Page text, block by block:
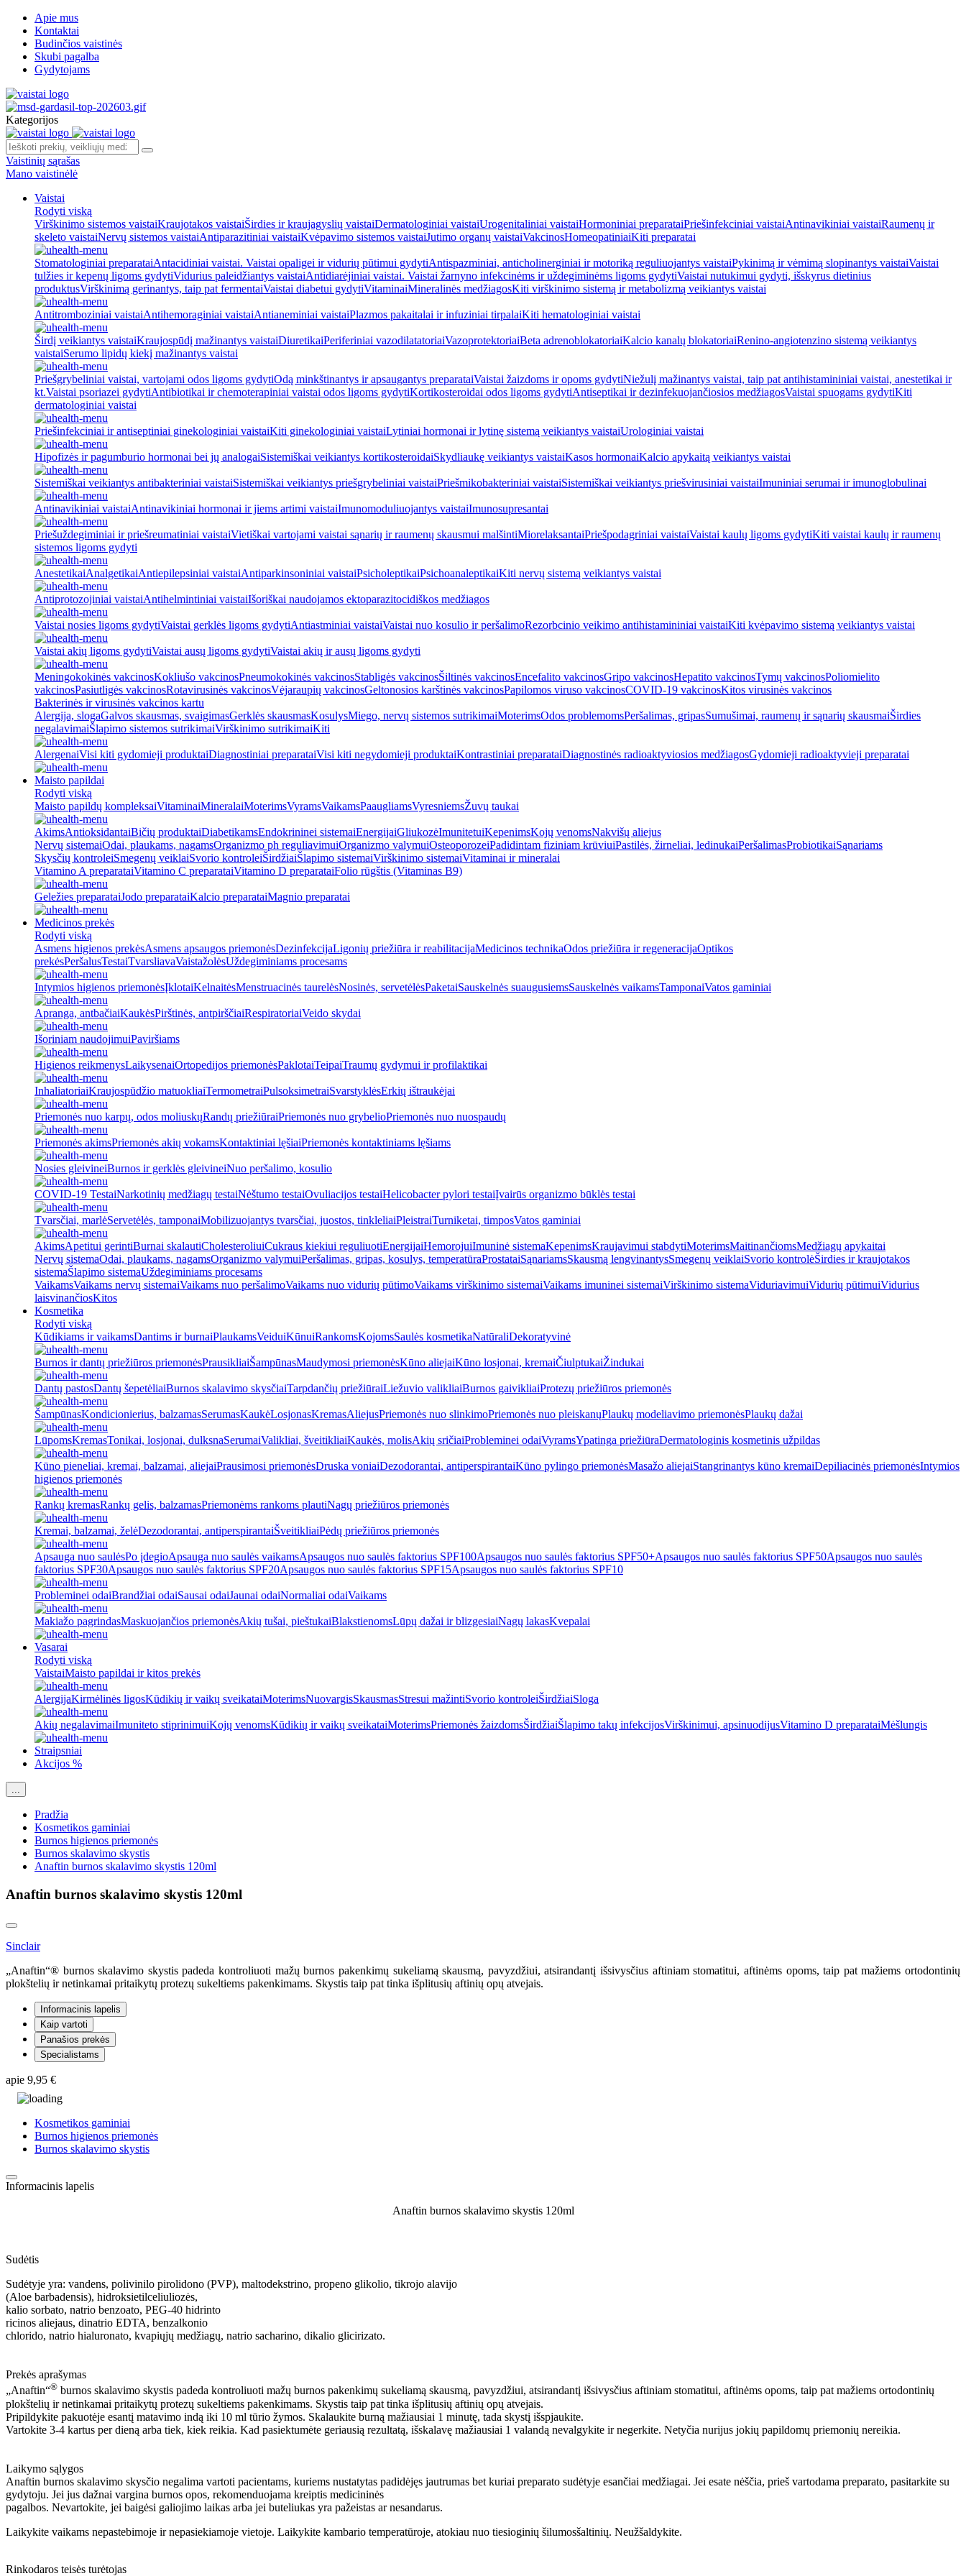
Apie mus
Kontaktai
Budinčios vaistinės
Skubi pagalba
Gydytojams
Kategorijos
Vaistinių sąrašas
Mano vaistinėlė
Vaistai
Rodyti viską
Virškinimo sistemos vaistaiKraujotakos vaistaiŠirdies ir kraujagyslių vaistaiDermatologiniai vaistaiUrogenitaliniai vaistaiHormoniniai preparataiPriešinfekciniai vaistaiAntinavikiniai vaistaiRaumenų ir
skeleto vaistaiNervų sistemos vaistaiAntiparazitiniai vaistaiKvėpavimo sistemos vaistaiJutimo organų vaistaiVakcinosHomeopatiniaiKiti preparatai
Stomatologiniai preparataiAntacidiniai vaistai. Vaistai opaligei ir vidurių pūtimui gydytiAntispazminiai, anticholinerginiai ir motoriką reguliuojantys vaistaiPykinimą ir vėmimą slopinantys vaistaiVaistai
tulžies ir kepenų ligoms gydytiVidurius paleidžiantys vaistaiAntidiarėjiniai vaistai. Vaistai žarnyno infekcinėms ir uždegiminėms ligoms gydytiVaistai nutukimui gydyti, išskyrus dietinius
produktusVirškinimą gerinantys, taip pat fermentaiVaistai diabetui gydytiVitaminaiMineralinės medžiagosKiti virškinimo sistemą ir metabolizmą veikiantys vaistai
Antitromboziniai vaistaiAntihemoraginiai vaistaiAntianeminiai vaistaiPlazmos pakaitalai ir infuziniai tirpalaiKiti hematologiniai vaistai
Širdį veikiantys vaistaiKraujospūdį mažinantys vaistaiDiuretikaiPeriferiniai vazodilatatoriaiVazoprotektoriaiBeta adrenoblokatoriaiKalcio kanalų blokatoriaiRenino-angiotenzino sistemą veikiantys
vaistaiSerumo lipidų kiekį mažinantys vaistai
Priešgrybeliniai vaistai, vartojami odos ligoms gydytiOdą minkštinantys ir apsaugantys preparataiVaistai žaizdoms ir opoms gydytiNiežulį mažinantys vaistai, taip pat antihistamininiai vaistai, anestetikai ir
kt.Vaistai psoriazei gydytiAntibiotikai ir chemoterapiniai vaistai odos ligoms gydytiKortikosteroidai odos ligoms gydytiAntiseptikai ir dezinfekuojančiosios medžiagosVaistai spuogams gydytiKiti
dermatologiniai vaistai
Priešinfekciniai ir antiseptiniai ginekologiniai vaistaiKiti ginekologiniai vaistaiLytiniai hormonai ir lytinę sistemą veikiantys vaistaiUrologiniai vaistai
Hipofizės ir pagumburio hormonai bei jų analogaiSistemiškai veikiantys kortikosteroidaiSkydliaukę veikiantys vaistaiKasos hormonaiKalcio apykaitą veikiantys vaistai
Sistemiškai veikiantys antibakteriniai vaistaiSistemiškai veikiantys priešgrybeliniai vaistaiPriešmikobakteriniai vaistaiSistemiškai veikiantys priešvirusiniai vaistaiImuniniai serumai ir imunoglobulinai
Antinavikiniai vaistaiAntinavikiniai hormonai ir jiems artimi vaistaiImunomoduliuojantys vaistaiImunosupresantai
Priešuždegiminiai ir priešreumatiniai vaistaiVietiškai vartojami vaistai sąnarių ir raumenų skausmui malšintiMiorelaksantaiPriešpodagriniai vaistaiVaistai kaulų ligoms gydytiKiti vaistai kaulų ir raumenų
sistemos ligoms gydyti
AnestetikaiAnalgetikaiAntiepilepsiniai vaistaiAntiparkinsoniniai vaistaiPsicholeptikaiPsichoanaleptikaiKiti nervų sistemą veikiantys vaistai
Antiprotozojiniai vaistaiAntihelmintiniai vaistaiIšoriškai naudojamos ektoparazitocidiškos medžiagos
Vaistai nosies ligoms gydytiVaistai gerklės ligoms gydytiAntiastminiai vaistaiVaistai nuo kosulio ir peršalimoRezorbcinio veikimo antihistamininiai vaistaiKiti kvėpavimo sistemą veikiantys vaistai
Vaistai akių ligoms gydytiVaistai ausų ligoms gydytiVaistai akių ir ausų ligoms gydyti
Meningokokinės vakcinosKokliušo vakcinosPneumokokinės vakcinosStabligės vakcinosŠiltinės vakcinosEncefalito vakcinosGripo vakcinosHepatito vakcinosTymų vakcinosPoliomielito
vakcinosPasiutligės vakcinosRotavirusinės vakcinosVėjaraupių vakcinosGeltonosios karštinės vakcinosPapilomos viruso vakcinosCOVID-19 vakcinosKitos virusinės vakcinos
Bakterinės ir virusinės vakcinos kartu
Alergija, slogaGalvos skausmas, svaigimasGerklės skausmasKosulysMiego, nervų sistemos sutrikimaiMoterimsOdos problemomsPeršalimas, gripasSumušimai, raumenų ir sąnarių skausmaiŠirdies
negalavimaiŠlapimo sistemos sutrikimaiVirškinimo sutrikimaiKiti
AlergenaiVisi kiti gydomieji produktaiDiagnostiniai preparataiVisi kiti negydomieji produktaiKontrastiniai preparataiDiagnostinės radioaktyviosios medžiagosGydomieji radioaktyvieji preparatai
Maisto papildai
Rodyti viską
Maisto papildų kompleksaiVitaminaiMineralaiMoterimsVyramsVaikamsPaaugliamsVyresniemsŽuvų taukai
AkimsAntioksidantaiBičių produktaiDiabetikamsEndokrininei sistemaiEnergijaiGliukozėImunitetuiKepenimsKojų venomsNakvišų aliejus
Nervų sistemaiOdai, plaukams, nagamsOrganizmo ph reguliavimuiOrganizmo valymuiOsteoporozeiPadidintam fiziniam krūviuiPastilės, žirneliai, ledinukaiPeršalimasProbiotikaiSąnariams
Skysčių kontroleiSmegenų veiklaiSvorio kontroleiŠirdžiaiŠlapimo sistemaiVirškinimo sistemaiVitaminai ir mineralai
Vitamino A preparataiVitamino C preparataiVitamino D preparataiFolio rūgštis (Vitaminas B9)
Geležies preparataiJodo preparataiKalcio preparataiMagnio preparatai
Medicinos prekės
Rodyti viską
Asmens higienos prekėsAsmens apsaugos priemonėsDezinfekcijaLigonių priežiūra ir reabilitacijaMedicinos technikaOdos priežiūra ir regeneracijaOptikos
prekėsPeršalusTestaiTvarsliavaVaistažolėsUždegiminiams procesams
Intymios higienos priemonėsĮklotaiKelnaitėsMenstruacinės taurelėsNosinės, servetėlėsPaketaiSauskelnės suaugusiemsSauskelnės vaikamsTamponaiVatos gaminiai
Apranga, antbačiaiKaukėsPirštinės, antpirščiaiRespiratoriaiVeido skydai
Išoriniam naudojimuiPaviršiams
Higienos reikmenysLaikysenaiOrtopedijos priemonėsPaklotaiTeipaiTraumų gydymui ir profilaktikai
InhaliatoriaiKraujospūdžio matuokliaiTermometraiPulsoksimetraiSvarstyklėsErkių ištraukėjai
Priemonės nuo karpų, odos moliuskųRandų priežiūraiPriemonės nuo grybelioPriemonės nuo nuospaudų
Priemonės akimsPriemonės akių vokamsKontaktiniai lęšiaiPriemonės kontaktiniams lęšiams
Nosies gleivineiBurnos ir gerklės gleivineiNuo peršalimo, kosulio
COVID-19 TestaiNarkotinių medžiagų testaiNėštumo testaiOvuliacijos testaiHelicobacter pylori testaiĮvairūs organizmo būklės testai
Tvarsčiai, marlėServetėlės, tamponaiMobilizuojantys tvarsčiai, juostos, tinkleliaiPleistraiTurniketai, timposVatos gaminiai
AkimsApetitui gerintiBurnai skalautiCholesteroliuiCukraus kiekiui reguliuotiEnergijaiHemorojuiImuninė sistemaKepenimsKraujavimui stabdytiMoterimsMaitinančiomsMedžiagų apykaitai
Nervų sistemaOdai, plaukams, nagamsOrganizmo valymuiPeršalimas, gripas, kosulys, temperatūraProstataiSąnariamsSkausmą lengvinantysSmegenų veiklaiSvorio kontrolėŠirdies ir kraujotakos
sistemaŠlapimo sistemaUždegiminiams procesams
VaikamsVaikams nervų sistemaiVaikams nuo peršalimoVaikams nuo vidurių pūtimoVaikams virškinimo sistemaiVaikams imuninei sistemaiVirškinimo sistemaViduriavimuiVidurių pūtimuiVidurius
laisvinančiosKitos
Kosmetika
Rodyti viską
Kūdikiams ir vaikamsDantims ir burnaiPlaukamsVeiduiKūnuiRankomsKojomsSaulės kosmetikaNatūraliDekoratyvinė
Burnos ir dantų priežiūros priemonėsPrausikliaiŠampūnasMaudymosi priemonėsKūno aliejaiKūno losjonai, kremaiČiulptukaiŽindukai
Dantų pastosDantų šepetėliaiBurnos skalavimo skysčiaiTarpdančių priežiūraiLiežuvio valikliaiBurnos gaivikliaiProtezų priežiūros priemonės
ŠampūnasKondicionierius, balzamasSerumasKaukėLosjonasKremasAliejusPriemonės nuo slinkimoPriemonės nuo pleiskanųPlaukų modeliavimo priemonėsPlaukų dažai
LūpomsKremasTonikai, losjonai, dulksnaSerumaiValikliai, šveitikliaiKaukės, molisAkių sričiaiProbleminei odaiVyramsYpatinga priežiūraDermatologinis kosmetinis užpildas
Kūno pieneliai, kremai, balzamai, aliejaiPrausimosi priemonėsDruska voniaiDezodorantai, antiperspirantaiKūno pylingo priemonėsMasažo aliejaiStangrinantys kūno kremaiDepiliacinės priemonėsIntymios
higienos priemonės
Rankų kremasRankų gelis, balzamasPriemonėms rankoms plautiNagų priežiūros priemonės
Kremai, balzamai, želėDezodorantai, antiperspirantaiŠveitikliaiPėdų priežiūros priemonės
Apsauga nuo saulėsPo įdegioApsauga nuo saulės vaikamsApsaugos nuo saulės faktorius SPF100Apsaugos nuo saulės faktorius SPF50+Apsaugos nuo saulės faktorius SPF50Apsaugos nuo saulės
faktorius SPF30Apsaugos nuo saulės faktorius SPF20Apsaugos nuo saulės faktorius SPF15Apsaugos nuo saulės faktorius SPF10
Probleminei odaiBrandžiai odaiSausai odaiJaunai odaiNormaliai odaiVaikams
Makiažo pagrindasMaskuojančios priemonėsAkių tušai, pieštukaiBlakstienomsLūpų dažai ir blizgesiaiNagų lakasKvepalai
Vasarai
Rodyti viską
VaistaiMaisto papildai ir kitos prekės
AlergijaKirmėlinės ligosKūdikių ir vaikų sveikataiMoterimsNuovargisSkausmasStresui mažintiSvorio kontroleiŠirdžiaiSloga
Akių negalavimaiImuniteto stiprinimuiKojų venomsKūdikių ir vaikų sveikataiMoterimsPriemonės žaizdomsŠirdžiaiŠlapimo takų infekcijosVirškinimui, apsinuodijusVitamino D preparataiMėšlungis
Straipsniai
Akcijos %
...
Pradžia
Kosmetikos gaminiai
Burnos higienos priemonės
Burnos skalavimo skystis
Anaftin burnos skalavimo skystis 120ml
Anaftin burnos skalavimo skystis 120ml
Sinclair
„Anaftin“® burnos skalavimo skystis padeda kontroliuoti mažų burnos pakenkimų sukeliamą skausmą, pavyzdžiui, atsirandantį išsivysčius aftiniam stomatitui, aftinėms opoms, taip pat mažiems ortodontinių
plokštelių ir netinkamai pritaikytų protezų sukeltiems pakenkimams. Skystis taip pat tinka išplitusių aftinių opų atvejais.
Informacinis lapelis
Kaip vartoti
Panašios prekės
Specialistams
apie 9,95 €
Kosmetikos gaminiai
Burnos higienos priemonės
Burnos skalavimo skystis
Informacinis lapelis
Anaftin burnos skalavimo skystis 120ml
Sudėtis
Sudėtyje yra: vandens, polivinilo pirolidono (PVP), maltodekstrino, propeno glikolio, tikrojo alavijo
(Aloe barbadensis), hidroksietilceliuliozės,
kalio sorbato, natrio benzoato, PEG-40 hidrinto
ricinos aliejaus, dinatrio EDTA, benzalkonio
chlorido, natrio hialuronato, kvapiųjų medžiagų, natrio sacharino, dikalio glicirizato.
Prekės aprašymas
„Anaftin“® burnos skalavimo skystis padeda kontroliuoti mažų burnos pakenkimų sukeliamą skausmą, pavyzdžiui, atsirandantį išsivysčius aftiniam stomatitui, aftinėms opoms, taip pat mažiems ortodontinių
plokštelių ir netinkamai pritaikytų protezų sukeltiems pakenkimams. Skystis taip pat tinka išplitusių aftinių opų atvejais.
Pripildykite pakuotėje esantį matavimo indą iki 10 ml tūrio žymos. Skalaukite burną mažiausiai 1 minutę, tada skystį išspjaukite.
Vartokite 3-4 kartus per dieną arba tiek, kiek reikia. Kad pasiektumėte geriausią rezultatą, išskalavę mažiausiai 1 valandą nevalgykite ir negerkite. Netyčia nurijus jokių papildomų priemonių nereikia.
Laikymo sąlygos
Anaftin burnos skalavimo skysčio negalima vartoti pacientams, kuriems nustatytas padidėjęs jautrumas bet kuriai preparato sudėtyje esančiai medžiagai. Jei esate nėščia, prieš vartodama preparato, pasitarkite su
gydytoju. Jei jus dažnai vargina burnos opos, rekomenduojama kreiptis medicininės
pagalbos. Nevartokite, jei baigėsi galiojimo laikas arba jei buteliukas yra pažeistas ar nesandarus.
Laikykite vaikams nepastebimoje ir nepasiekiamoje vietoje. Laikykite kambario temperatūroje, atokiau nuo tiesioginių šilumosšaltinių. Neužšaldykite.
Rinkodaros teisės turėtojas